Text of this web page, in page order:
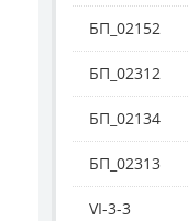
БП_02152
БП_02312
БП_02134
БП_02313
VI-3-3